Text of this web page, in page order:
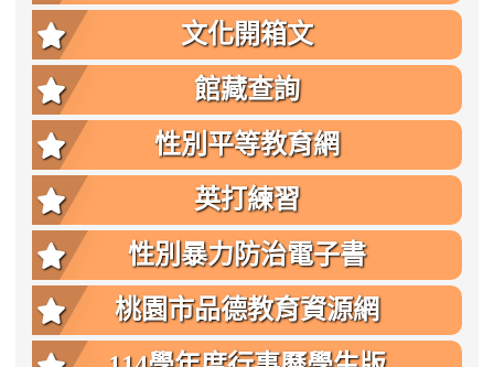
文化開箱文
館藏查詢
性別平等教育網
英打練習
性別暴力防治電子書
桃園市品德教育資源網